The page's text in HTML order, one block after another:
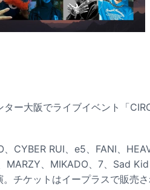
ー大阪でライブイベント「
CYBER RUI、e5、FANI、
、MIKADO、7、Sad
チケットはイープラスで販売さ